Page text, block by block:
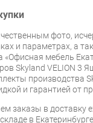
фото,
и параметрах, а
«Офисная мебель
Skyland VELION 3
производства
и гарантией от
заказы в доставку
в